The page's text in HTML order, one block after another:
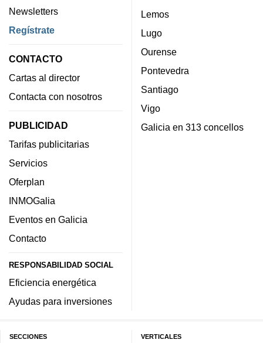
Newsletters
Regístrate
CONTACTO
Cartas al director
Contacta con nosotros
PUBLICIDAD
Tarifas publicitarias
Servicios
Oferplan
INMOGalia
Eventos en Galicia
Contacto
RESPONSABILIDAD SOCIAL
Eficiencia energética
Ayudas para inversiones
Lemos
Lugo
Ourense
Pontevedra
Santiago
Vigo
Galicia en 313 concellos
SECCIONES VERTICALES